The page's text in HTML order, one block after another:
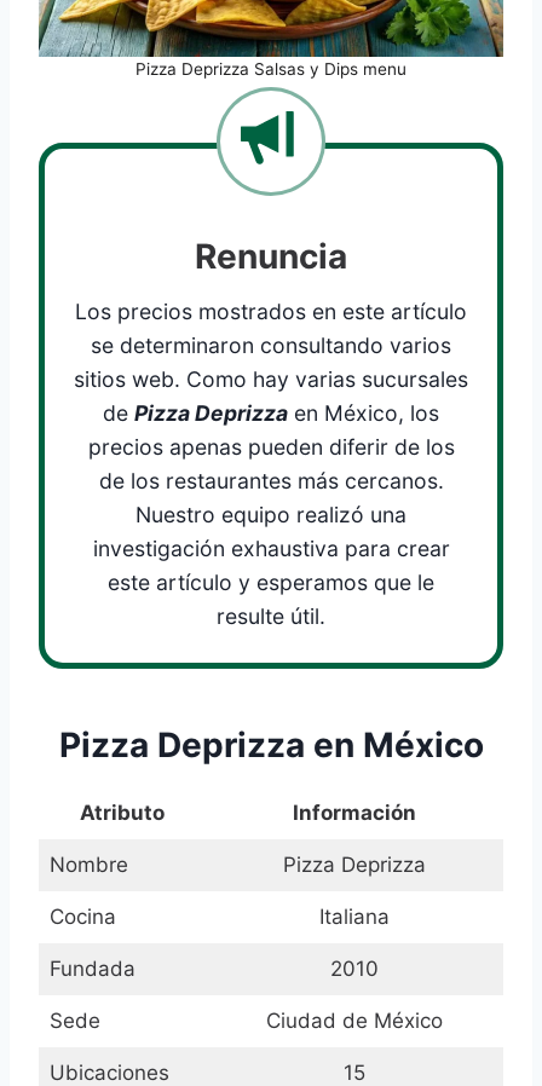
Pizza Deprizza Salsas y Dips menu
Renuncia
Los precios mostrados en este artículo
se determinaron consultando varios
sitios web. Como hay varias sucursales
de Pizza Deprizza en México, los
precios apenas pueden diferir de los
de los restaurantes más cercanos.
Nuestro equipo realizó una
investigación exhaustiva para crear
este artículo y esperamos que le
resulte útil.
Pizza Deprizza en México
Atributo Información
Nombre Pizza Deprizza
Cocina Italiana
Fundada 2010
Sede Ciudad de México
Ubicaciones 15